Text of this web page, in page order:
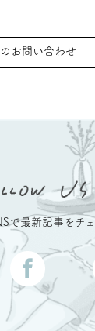
お問い合わせ
で最新記事をチ